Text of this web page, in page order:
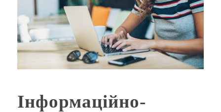
Інформаційно-